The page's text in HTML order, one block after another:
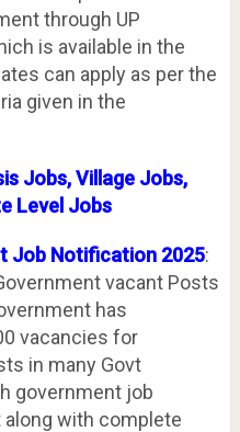
through UP
is available in the
can apply as per the
given in the
Jobs, Village Jobs,
Level Jobs
Job Notification 2025:
vacant Posts
has
vacancies for
in many Govt
government job
with complete